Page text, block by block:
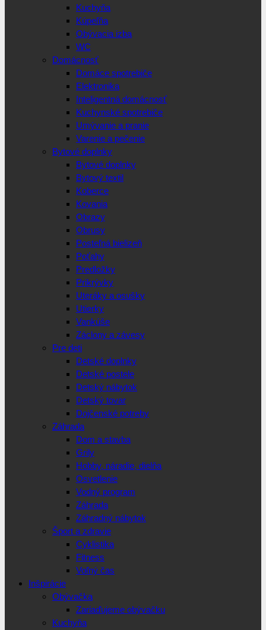
Kuchyňa
Kúpeľňa
Obývacia izba
WC
Domácnosť
Domáce spotrebiče
Elektronika
Inteligentná domácnosť
Kuchynské spotrebiče
Umývanie a pranie
Varenie a pečenie
Bytové doplnky
Bytové doplnky
Bytový textil
Koberce
Kovania
Obrazy
Obrusy
Posteľná bielizeň
Poťahy
Predložky
Prikrývky
Uteráky a osušky
Utierky
Vankúše
Záclony a závesy
Pre deti
Detské doplnky
Detské postele
Detský nábytok
Detský tovar
Dojčenské potreby
Záhrada
Dom a stavba
Grily
Hobby, náradie, dielňa
Osvetlenie
Vodný program
Záhrada
Záhradný nábytok
Šport a zdravie
Cyklistika
Fitness
Voľný čas
Inšpirácie
Obývačka
Zariaďujeme obývačku
Kuchyňa